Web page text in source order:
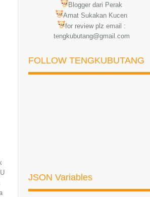
Blogger dari Perak
Amat Sukakan Kucen
for review plz email :
tengkubutang@gmail.com
FOLLOW TENGKUBUTANG
JSON Variables